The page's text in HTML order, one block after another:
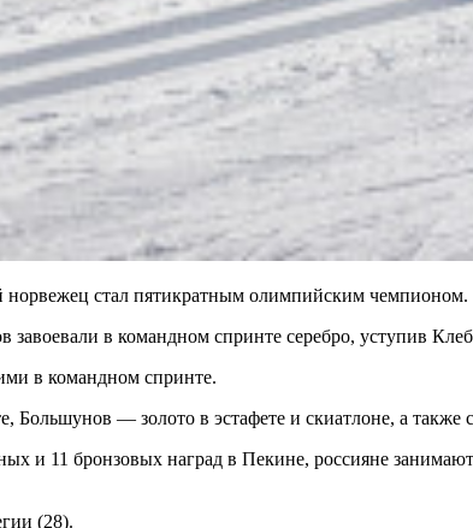
стал пятикратным олимпийским чемпионом.
в командном спринте серебро, уступив
в командном спринте.
— золото в эстафете и скиатлоне, а также
и 11 бронзовых наград в Пекине, россияне
(28).